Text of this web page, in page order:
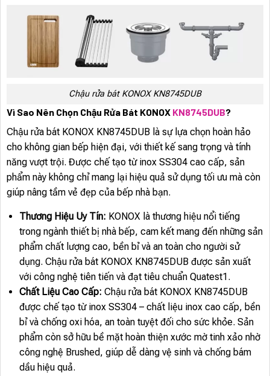
Chậu rửa bát KONOX KN8745DUB
Vì Sao Nên Chọn Chậu Rửa Bát KONOX KN8745DUB?
Chậu rửa bát KONOX KN8745DUB là sự lựa chọn hoàn hảo
cho không gian bếp hiện đại, với thiết kế sang trọng và tính
năng vượt trội. Được chế tạo từ inox SS304 cao cấp, sản
phẩm này không chỉ mang lại hiệu quả sử dụng tối ưu mà còn
giúp nâng tầm vẻ đẹp của bếp nhà bạn.
Thương Hiệu Uy Tín: KONOX là thương hiệu nổi tiếng
trong ngành thiết bị nhà bếp, cam kết mang đến những sản
phẩm chất lượng cao, bền bỉ và an toàn cho người sử
dụng. Chậu rửa bát KONOX KN8745DUB được sản xuất
với công nghệ tiên tiến và đạt tiêu chuẩn Quatest1.
Chất Liệu Cao Cấp: Chậu rửa bát KONOX KN8745DUB
được chế tạo từ inox SS304 – chất liệu inox cao cấp, bền
bỉ và chống oxi hóa, an toàn tuyệt đối cho sức khỏe. Sản
phẩm còn sở hữu bề mặt hoàn thiện xước mờ tinh xảo nhờ
công nghệ Brushed, giúp dễ dàng vệ sinh và chống bám
dầu hiệu quả.